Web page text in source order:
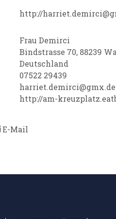
http://
Frau Demirci
Bindstrasse 70, 88239
Deutschland
07522 29439
harriet.demirci@gmx.de
http://am-
E-Mail